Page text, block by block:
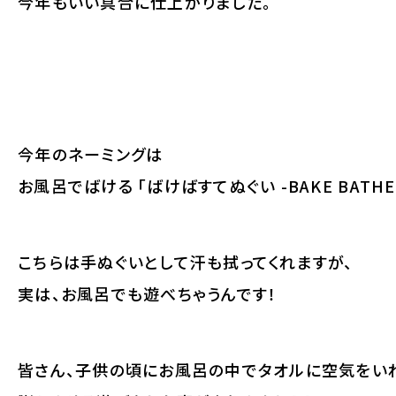
今年のネーミングは
お風呂でばける 「ばけばすてぬぐい -BAKE
こちらは手ぬぐいとして汗も拭ってくれますが、
実は、お風呂でも遊べちゃうんです！
皆さん、子供の頃にお風呂の中でタオルに空気をい